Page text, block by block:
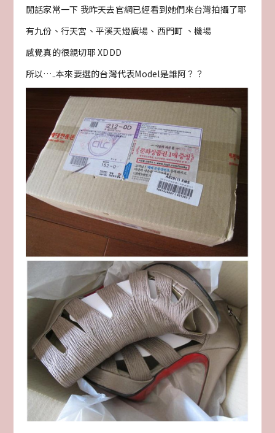
閒話家常一下 我昨天去官網已經看到她們來台灣拍攝了耶
有九份、行天宮、平溪天燈廣場、西門町 、機場
感覺真的很親切耶 XDDD
所以…..本來要選的台灣代表Model是誰阿？？